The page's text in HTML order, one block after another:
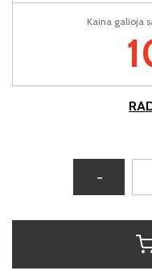
Kaina galioja
−